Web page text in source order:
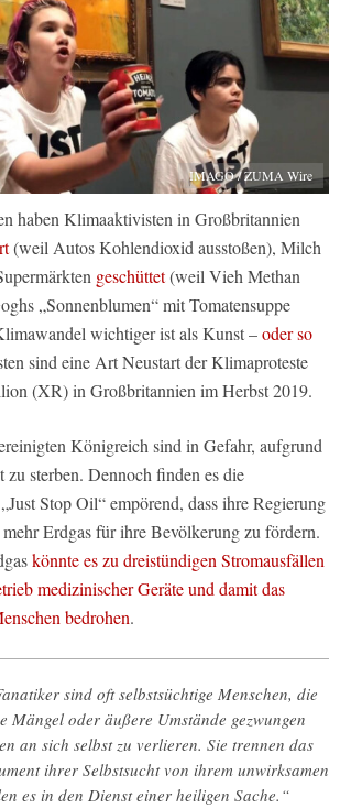
IMAGO / ZUMA Wire
haben Klimaaktivisten in Großbritannien
(weil Autos Kohlendioxid ausstoßen), Milch
geschüttet(weil Vieh Methan
„Sonnenblumen“ mit Tomatensuppe
wichtiger ist als Kunst –oder so
sind eine Art Neustart der Klimaproteste
(XR) in Großbritannien im Herbst 2019.
Königreich sind in Gefahr, aufgrund
zu sterben. Dennoch finden es die
Stop Oil“ empörend, dass ihre Regierung
Erdgas für ihre Bevölkerung zu fördern.
könnte es zu dreistündigen Stromausfällen
medizinischer Geräte und damit das
bedrohen.
sind oft selbstsüchtige Menschen, die
Mängel oder äußere Umstände gezwungen
an sich selbst zu verlieren. Sie trennen das
ihrer Selbstsucht von ihrem unwirksamen
es in den Dienst einer heiligen Sache.“